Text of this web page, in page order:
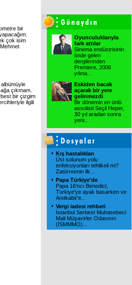
bir
çok isim
albümüyle
çıkmam.
bir çizgim
ilgili
Oyunculuklarıyla
fark attılar
Sinema endüstrisinin
önde gelen
dergilerinden
Premiere, 2006
yılına
Eskiden bacak
açarak bir yere
gelinmezdi
Bir dönemin en ünlü
assolisti Seçil Heper,
30 yıl aradan sonra
yeni
Kış hastalıkları
Üst solunum yolu
enfeksiyonları tehlikeli mi?
Zatürreenin ilk
Papa Türkiye'de
Papa 16'ncı Benedict,
Türkiye'ye ayak basarken ve
Anıtkabir'e
Vergi iadesi rehberi
İstanbul Serbest Muhasebeci
Mali Müşavirler Odasının
(İSMMMO)